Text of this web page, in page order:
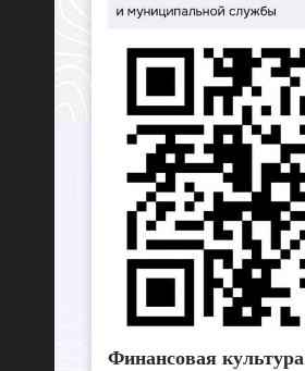
Финансовая культура